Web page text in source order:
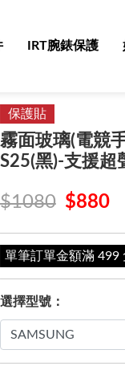
IRT腕錶保護
保護貼
霧面玻璃(電競
S25(黑)-支援超
$1080 $880
單筆訂單金額滿 499
選擇型號：